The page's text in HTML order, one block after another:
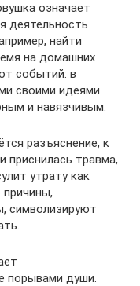
означает
деятельность
найти
на домашних
событий: в
своими идеями
и навязчивым.
разъяснение, к
приснилась травма,
утрату как
символизируют
порывами души.